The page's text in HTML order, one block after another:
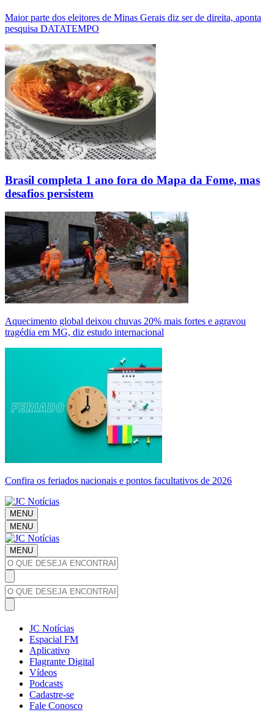
Maior parte dos eleitores de Minas Gerais diz ser de direita, aponta
pesquisa DATATEMPO
Brasil completa 1 ano fora do Mapa da Fome, mas
desafios persistem
Aquecimento global deixou chuvas 20% mais fortes e agravou
tragédia em MG, diz estudo internacional
Confira os feriados nacionais e pontos facultativos de 2026
MENU
MENU
MENU
JC Notícias
Espacial FM
Aplicativo
Flagrante Digital
Vídeos
Podcasts
Cadastre-se
Fale Conosco